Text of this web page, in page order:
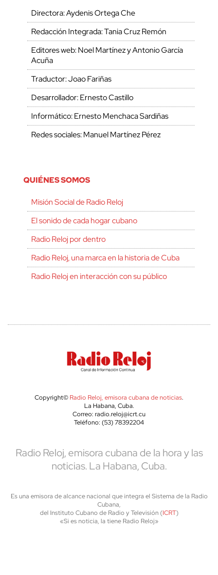
Directora: Aydenis Ortega Che
Redacción Integrada: Tania Cruz Remón
Editores web: Noel Martínez y Antonio García
Acuña
Traductor: Joao Fariñas
Desarrollador: Ernesto Castillo
Informático: Ernesto Menchaca Sardiñas
Redes sociales: Manuel Martínez Pérez
QUIÉNES SOMOS
Misión Social de Radio Reloj
El sonido de cada hogar cubano
Radio Reloj por dentro
Radio Reloj, una marca en la historia de Cuba
Radio Reloj en interacción con su público
Copyright© Radio Reloj, emisora cubana de noticias.
La Habana, Cuba.
Correo: radio.reloj@icrt.cu
Teléfono: (53) 78392204
Radio Reloj, emisora cubana de la hora y las
noticias. La Habana, Cuba.
Es una emisora de alcance nacional que integra el Sistema de la Radio
Cubana,
del Instituto Cubano de Radio y Televisión (ICRT)
«Si es noticia, la tiene Radio Reloj»